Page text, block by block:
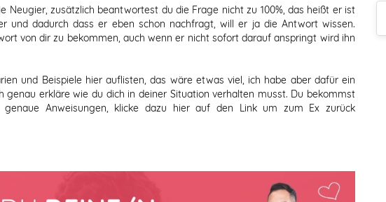
Neugier, zusätzlich beantwortest du die Frage nicht zu 100%, das heißt er ist
und dadurch dass er eben schon nachfragt, will er ja die Antwort wissen.
von dir zu bekommen, auch wenn er nicht sofort darauf anspringt wird ihn
und Beispiele hier auflisten, das wäre etwas viel, ich habe aber dafür ein
genau erkläre wie du dich in deiner Situation verhalten musst. Du bekommst
Anweisungen, klicke dazu hier auf den Link um zum Ex zurück